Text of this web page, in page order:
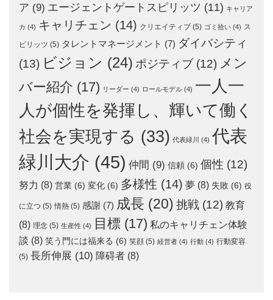
ア (9) エージェントゲートスピリッツ (11) キャリア
カ (4) キャリチェン (14) クリエイティブ (5) ゴミ拾い (4) ス
ピリッツ (5) タレントマネージメント (7) ダイバシティ
(13) ビジョン (24) ポジティブ(12) メン
バー紹介 (17) リーダー (4) ロールモデル (4) 一人一
人が個性を発揮し、輝いて働く
社会を実現する (33) 代表緑川 (4) 代表
緑川大介 (45) 仲間 (9) 信頼 (6) 個性 (12)
努力 (8) 営業 (6) 変化 (6) 多様性 (14) 夢 (8) 失敗 (6) 役
に立つ (5) 情熱 (5) 感謝 (7) 成長 (20) 挑戦 (12) 教育
(8) 理念 (5) 生産性 (4) 目標 (17) 私のキャリチェン体験
談 (8) 笑う門には福来る (6) 笑顔 (5) 経営者 (4) 行動 (4) 行動変容
(5) 長所伸展 (10) 障碍者 (8)